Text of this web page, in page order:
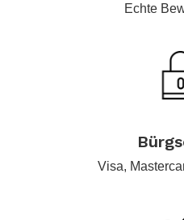
Echte
Visa,